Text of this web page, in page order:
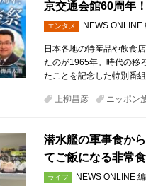
京交通会館60周年
エンタメ NEWS ONLINE
日本各地の特産品や飲食
たのが1965年。時代の移
たことを記念した特別番
上柳昌彦 ニッポン
潜水艦の軍事食か
てご飯になる非常
ライフ NEWS ONLINE